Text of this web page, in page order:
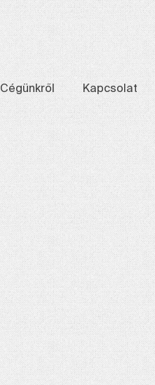
Cégünkről Kapcsolat